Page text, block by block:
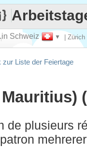
Schweiz ▼ | Zürich
Liste der Feiertage
de plusieurs